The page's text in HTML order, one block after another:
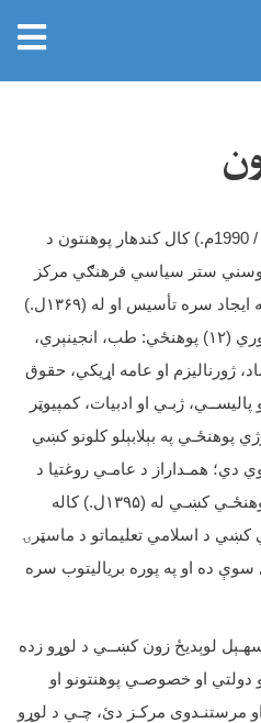
دانګل
ل. / 1990م.) كال کندهار پوهنتون د
اوسني ستر سیاسي فرهنګي مرکز
ايجاد سره تأسيس او له (۱۳۶۹ل.)
(۱۲)
پوهنځي: طب، انجينېري،
ژورناليزم او عامه اړيکي، حقوق
ژبـي او ادبيات، کمپيوټر
پوهنځـي په بېلابېلو کلونو کښي
دي؛ همـداراز د عامـي روغتيا د
کښـي له (۱۳۹۵ل.) کاله
کښي د اسلامي تعلیماتو د ماسټرۍ
ده او په پوره برياليتوب سره
سهـېل لوېديځ زون کښــي د لوړو زده
دولتي او خصوصـي پوهنتونو او
مرستنـدوى مرکـز دئ، چـي د لوړو